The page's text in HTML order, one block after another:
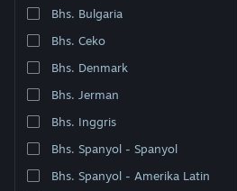
Bhs. Bulgaria
Bhs. Ceko
Bhs. Denmark
Bhs. Jerman
Bhs. Inggris
Bhs. Spanyol - Spanyol
Bhs. Spanyol - Amerika Latin